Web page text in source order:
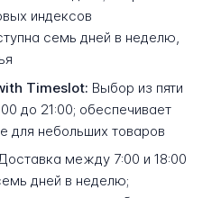
индексов
семь дней в неделю,
Timeslot: Выбор из пяти
до 21:00; обеспечивает
для небольших товаров
между 7:00 и 18:00
дней в неделю;